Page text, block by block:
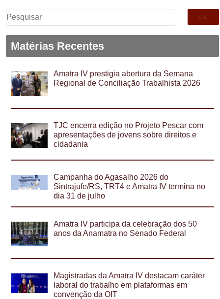
Pesquisar
por:
Matérias Recentes
Amatra IV prestigia abertura da Semana
Regional de Conciliação Trabalhista 2026
TJC encerra edição no Projeto Pescar com
apresentações de jovens sobre direitos e
cidadania
Campanha do Agasalho 2026 do
Sintrajufe/RS, TRT4 e Amatra IV termina no
dia 31 de julho
Amatra IV participa da celebração dos 50
anos da Anamatra no Senado Federal
Magistradas da Amatra IV destacam caráter
laboral do trabalho em plataformas em
convenção da OIT